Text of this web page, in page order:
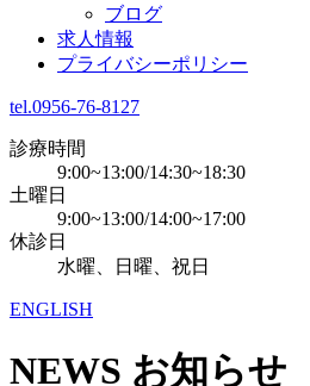
ブログ
求人情報
プライバシーポリシー
tel.0956-76-8127
診療時間
9:00~13:00/14:30~18:30
土曜日
9:00~13:00/14:00~17:00
休診日
水曜、日曜、祝日
ENGLISH
NEWS お知らせ